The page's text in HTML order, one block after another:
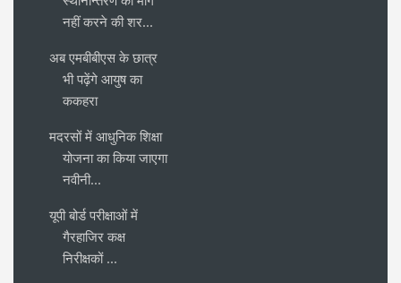
नहीं करने की शर...
अब एमबीबीएस के छात्र
भी पढ़ेंगे आयुष का
ककहरा
मदरसों में आधुनिक शिक्षा
योजना का किया जाएगा
नवीनी...
यूपी बोर्ड परीक्षाओं में
गैरहाजिर कक्ष
निरीक्षकों ...